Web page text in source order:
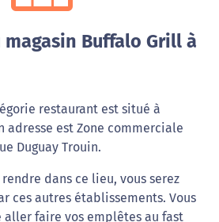
Buffalo Grill à
restaurant est situé à
adresse est Zone commerciale
Duguay Trouin.
dans ce lieu, vous serez
ces autres établissements. Vous
faire vos emplêtes au fast